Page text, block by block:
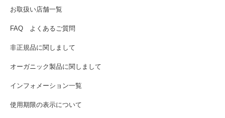
お取扱い店舗一覧
FAQ よくあるご質問
非正規品に関しまして
オーガニック製品に関しまして
インフォメーション一覧
使用期限の表示について